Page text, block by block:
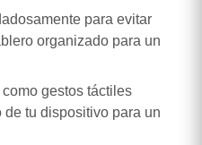
para evitar
organizado para un
gestos táctiles
tu dispositivo para un